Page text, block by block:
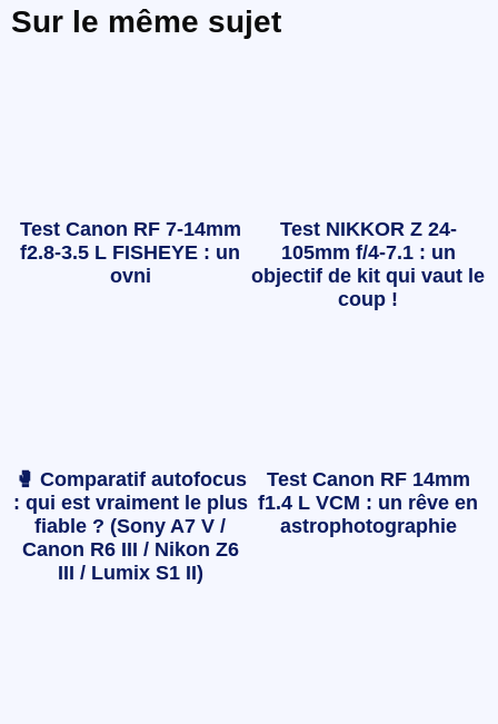
Sur le même sujet
Test Canon RF 7-14mm
f2.8-3.5 L FISHEYE : un
ovni
Test NIKKOR Z 24-
105mm f/4-7.1 : un
objectif de kit qui vaut le
coup !
🥊 Comparatif autofocus
: qui est vraiment le plus
fiable ? (Sony A7 V /
Canon R6 III / Nikon Z6
III / Lumix S1 II)
Test Canon RF 14mm
f1.4 L VCM : un rêve en
astrophotographie